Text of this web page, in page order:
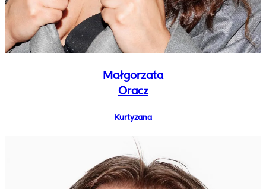
Małgorzata
Oracz
Kurtyzana